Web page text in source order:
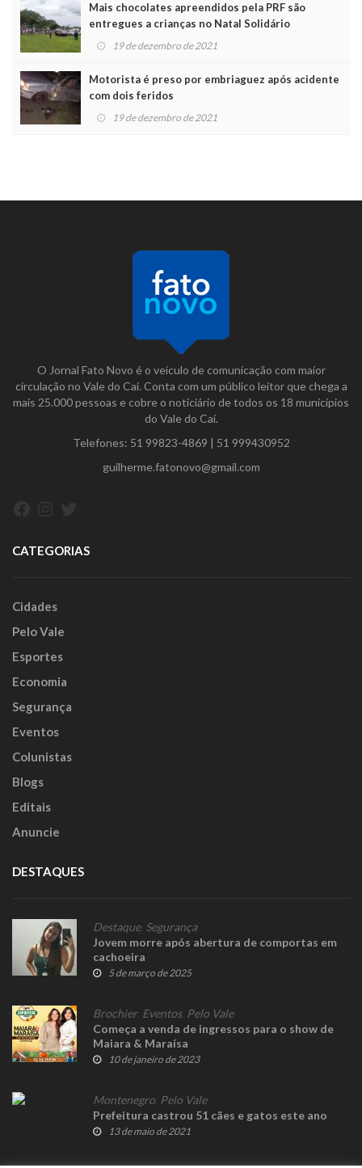
Mais chocolates apreendidos pela PRF são
entregues a crianças no Natal Solidário
19 de dezembro de 2021
Motorista é preso por embriaguez após acidente
com dois feridos
19 de dezembro de 2021
O Jornal Fato Novo é o veículo de comunicação com maior
circulação no Vale do Caí. Conta com um público leitor que chega a
mais 25.000 pessoas e cobre o noticiário de todos os 18 municípios
do Vale do Caí.
Telefones: 51 99823-4869 | 51 999430952
guilherme.fatonovo@gmail.com
CATEGORIAS
Cidades
Pelo Vale
Esportes
Economia
Segurança
Eventos
Colunistas
Blogs
Editais
Anuncie
DESTAQUES
Destaque, Segurança
Jovem morre após abertura de comportas em
cachoeira
5 de março de 2025
Brochier, Eventos, Pelo Vale
Começa a venda de ingressos para o show de
Maiara & Maraísa
10 de janeiro de 2023
Montenegro Pelo Vale
Prefeitura castrou 51 cães e gatos este ano
13 de maio de 2021